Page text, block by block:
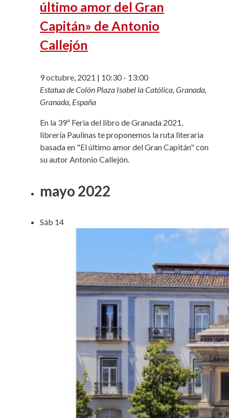
último amor del Gran
Capitán» de Antonio
Callejón
9 octubre, 2021 | 10:30- 13:00
Estatua de Colón Plaza Isabel la Católica, Granada,
Granada, España
En la 39ª Feria del libro de Granada 2021,
librería Paulinas te proponemos la ruta literaria
basada en "El último amor del Gran Capitán" con
su autor Antonio Callejón.
mayo 2022
Sáb 14